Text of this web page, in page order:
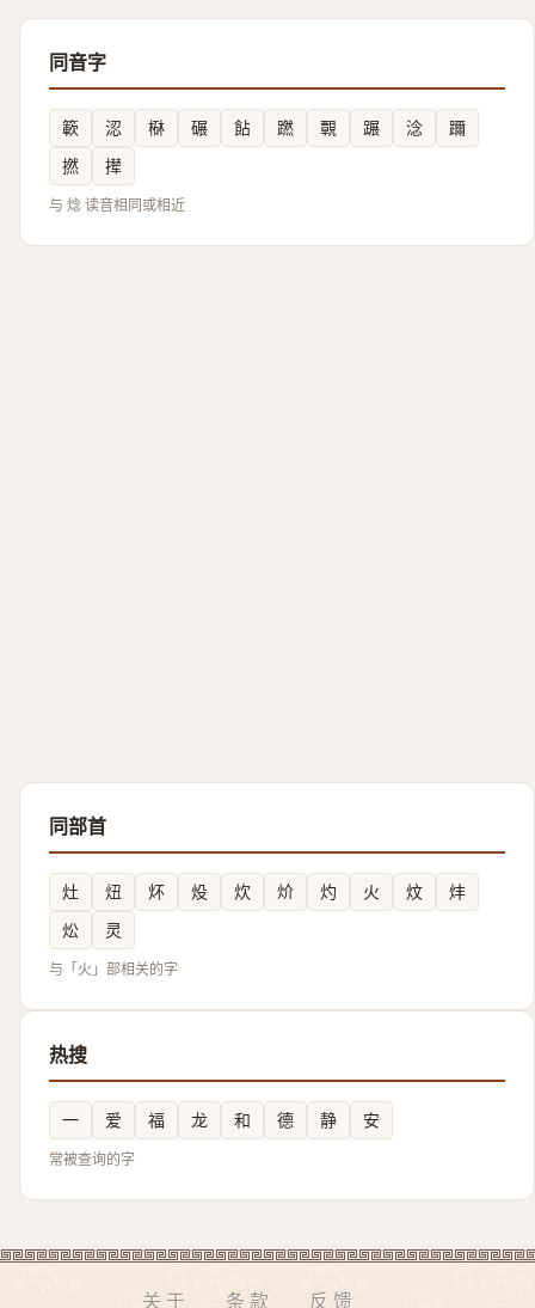
同音字
簐 涊 㮟 碾 䬯 蹨 䚓 蹍 淰
躎
撚
撵
与 焾 读音相同或相近
同部首
灶 炄 炋 炈 炊 炌 灼 火 炆
炐
炂
灵
与「火」部相关的字
热搜
一 爱 福 龙 和 德 静 安
常被查询的字
关于 条款 反馈